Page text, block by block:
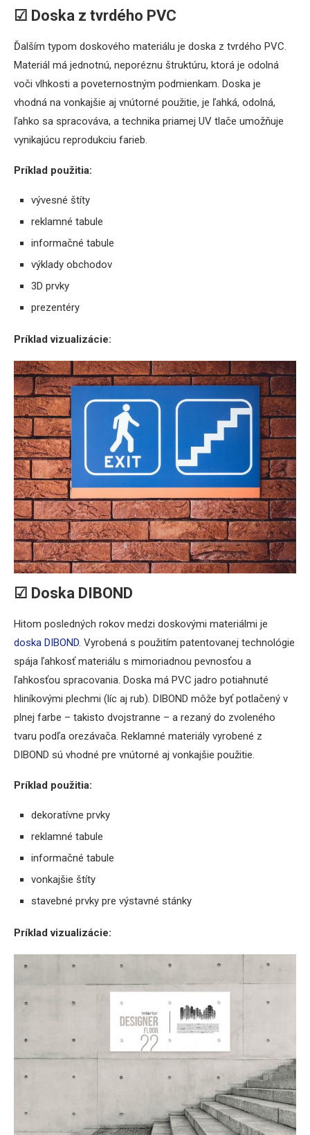
☑ Doska z tvrdého PVC
Ďalším typom doskového materiálu je doska z tvrdého PVC.
Materiál má jednotnú, neporéznu štruktúru, ktorá je odolná
voči vlhkosti a poveternostným podmienkam. Doska je
vhodná na vonkajšie aj vnútorné použitie, je ľahká, odolná,
ľahko sa spracováva, a technika priamej UV tlače umožňuje
vynikajúcu reprodukciu farieb.
Príklad použitia:
vývesné štíty
reklamné tabule
informačné tabule
výklady obchodov
3D prvky
prezentéry
Príklad vizualizácie:
☑ Doska DIBOND
Hitom posledných rokov medzi doskovými materiálmi je
doska DIBOND . Vyrobená s použitím patentovanej technológie
spája ľahkosť materiálu s mimoriadnou pevnosťou a
ľahkosťou spracovania. Doska má PVC jadro potiahnuté
hliníkovými plechmi (líc aj rub). DIBOND môže byť potlačený v
plnej farbe – takisto dvojstranne – a rezaný do zvoleného
tvaru podľa orezávača. Reklamné materiály vyrobené z
DIBOND sú vhodné pre vnútorné aj vonkajšie použitie.
Príklad použitia:
dekoratívne prvky
reklamné tabule
informačné tabule
vonkajšie štíty
stavebné prvky pre výstavné stánky
Príklad vizualizácie: